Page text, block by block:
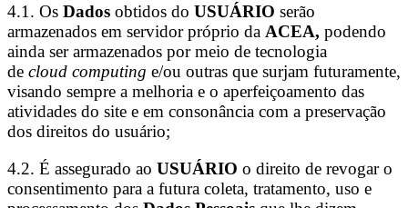
4.1. Os Dados obtidos do USUÁRIO serão
armazenados em servidor próprio da ACEA, podendo
ainda ser armazenados por meio de tecnologia
de cloud computing e/ou outras que surjam futuramente,
visando sempre a melhoria e o aperfeiçoamento das
atividades do site e em consonância com a preservação
dos direitos do usuário;
4.2. É assegurado ao USUÁRIO o direito de revogar o
consentimento para a futura coleta, tratamento, uso e